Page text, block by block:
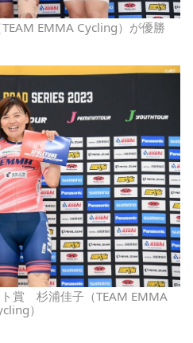
EMMA Cycling）が優勝
賞 杉浦佳子（TEAM EMMA
）